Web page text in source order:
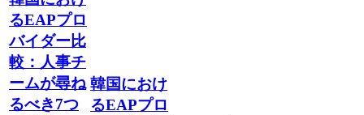
るEAPプロ
バイダー比
較：人事チ
ームが尋ね
るべき7つ
韓国におけ
るEAPプロ